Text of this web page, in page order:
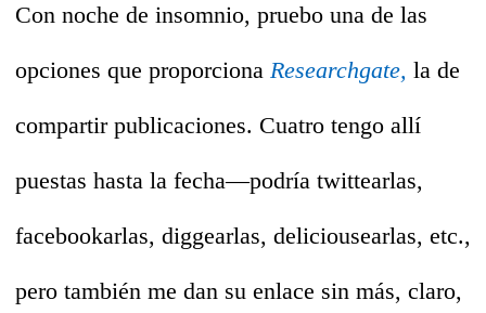
Con noche de insomnio, pruebo una de las
opciones que proporciona Researchgate, la de
compartir publicaciones. Cuatro tengo allí
puestas hasta la fecha—podría twittearlas,
facebookarlas, diggearlas, deliciousearlas, etc.,
pero también me dan su enlace sin más, claro,